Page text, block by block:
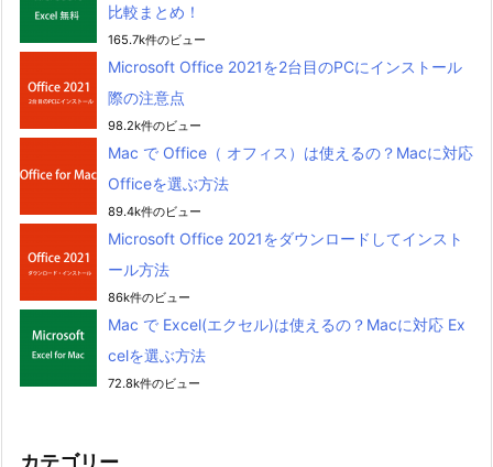
比較まとめ！
165.7k件のビュー
Microsoft Office 2021を2台目のPCにインストール
際の注意点
98.2k件のビュー
Mac で Office（ オフィス）は使えるの？Macに対応
Officeを選ぶ方法
89.4k件のビュー
Microsoft Office 2021をダウンロードしてインスト
ール方法
86k件のビュー
Mac で Excel(エクセル)は使えるの？Macに対応 Ex
celを選ぶ方法
72.8k件のビュー
カテゴリー